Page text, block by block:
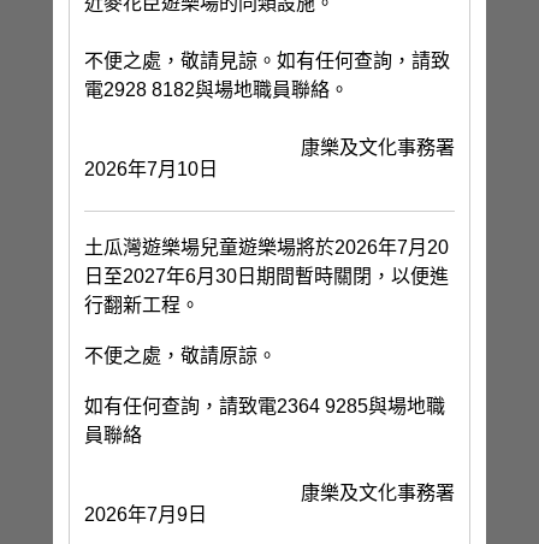
不便之處，敬請見諒。如有任何查詢，請致
電2928 8182與場地職員聯絡。
康樂及文化事務署
2026年7月10日
土瓜灣遊樂場兒童遊樂場將於2026年7月20
日至2027年6月30日期間暫時關閉，以便進
行翻新工程。
不便之處，敬請原諒。
如有任何查詢，請致電2364 9285與場地職
員聯絡
康樂及文化事務署
2026年7月9日